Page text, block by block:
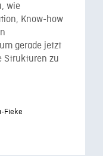
wie
Know-how
gerade jetzt
Strukturen zu
Fieke